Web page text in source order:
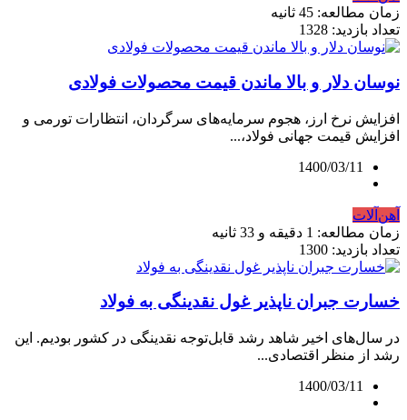
زمان مطالعه: 45 ثانیه
تعداد بازدید: 1328
نوسان دلار و بالا ماندن قیمت محصولات فولادی
افزایش نرخ ارز، هجوم سرمایه‌های سرگردان، انتظارات تورمی و
افزایش قیمت جهانی فولاد،...
1400/03/11
آهن‌آلات
زمان مطالعه: 1 دقیقه و 33 ثانیه
تعداد بازدید: 1300
خسارت جبران‌ ناپذیر غول نقدینگی به فولاد
در سال‌های اخیر شاهد رشد قابل‌توجه نقدینگی در کشور بودیم. این
رشد از منظر اقتصادی...
1400/03/11